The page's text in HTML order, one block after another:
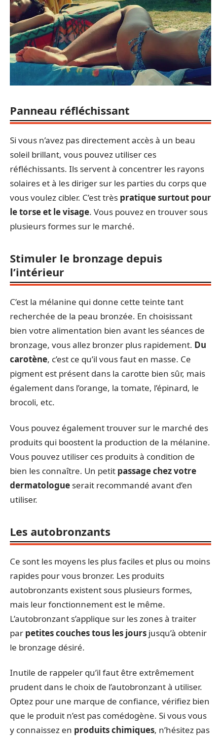
Panneau réfléchissant
Si vous n’avez pas directement accès à un beau
soleil brillant, vous pouvez utiliser ces
réfléchissants. Ils servent à concentrer les rayons
solaires et à les diriger sur les parties du corps que
vous voulez cibler. C’est très pratique surtout pour
le torse et le visage. Vous pouvez en trouver sous
plusieurs formes sur le marché.
Stimuler le bronzage depuis
l’intérieur
C’est la mélanine qui donne cette teinte tant
recherchée de la peau bronzée. En choisissant
bien votre alimentation bien avant les séances de
bronzage, vous allez bronzer plus rapidement. Du
carotène, c’est ce qu’il vous faut en masse. Ce
pigment est présent dans la carotte bien sûr, mais
également dans l’orange, la tomate, l’épinard, le
brocoli, etc.
Vous pouvez également trouver sur le marché des
produits qui boostent la production de la mélanine.
Vous pouvez utiliser ces produits à condition de
bien les connaître. Un petit passage chez votre
dermatologue serait recommandé avant d’en
utiliser.
Les autobronzants
Ce sont les moyens les plus faciles et plus ou moins
rapides pour vous bronzer. Les produits
autobronzants existent sous plusieurs formes,
mais leur fonctionnement est le même.
L’autobronzant s’applique sur les zones à traiter
par petites couches tous les jours jusqu’à obtenir
le bronzage désiré.
Inutile de rappeler qu’il faut être extrêmement
prudent dans le choix de l’autobronzant à utiliser.
Optez pour une marque de confiance, vérifiez bien
que le produit n’est pas comédogène. Si vous vous
y connaissez en produits chimiques, n’hésitez pas